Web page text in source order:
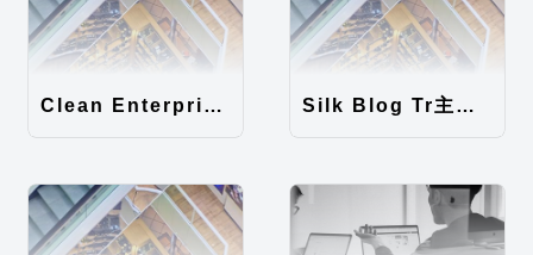
Clean Enterprise主题汉化包 Silk Blog Tr主题汉化包